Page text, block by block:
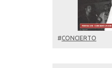
#CONCIERTO